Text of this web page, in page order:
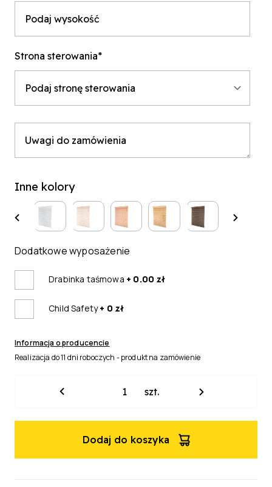
Strona sterowania*
Inne kolory
Dodatkowe wyposażenie
Drabinka taśmowa + 0.00 zł
Child Safety+ 0 zł
Informacja o producencie
Realizacja do 11 dni roboczych - produkt na zamówienie
drewniana
szt.
Dodaj do koszyka